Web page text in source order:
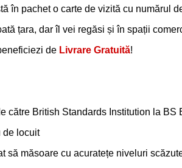
în pachet o carte de vizită cu numărul
țara, dar îl vei regăsi și în spații
de Livrare Gratuită!
către British Standards Institution la
de locuit
să măsoare cu acuratețe niveluri